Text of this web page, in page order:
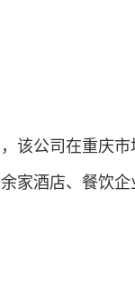
该公司在重庆
家酒店、餐饮